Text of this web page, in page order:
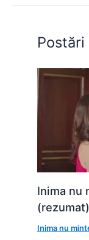
o
o
k
p
p g
Inima nu
(rezumat)
Inima nu